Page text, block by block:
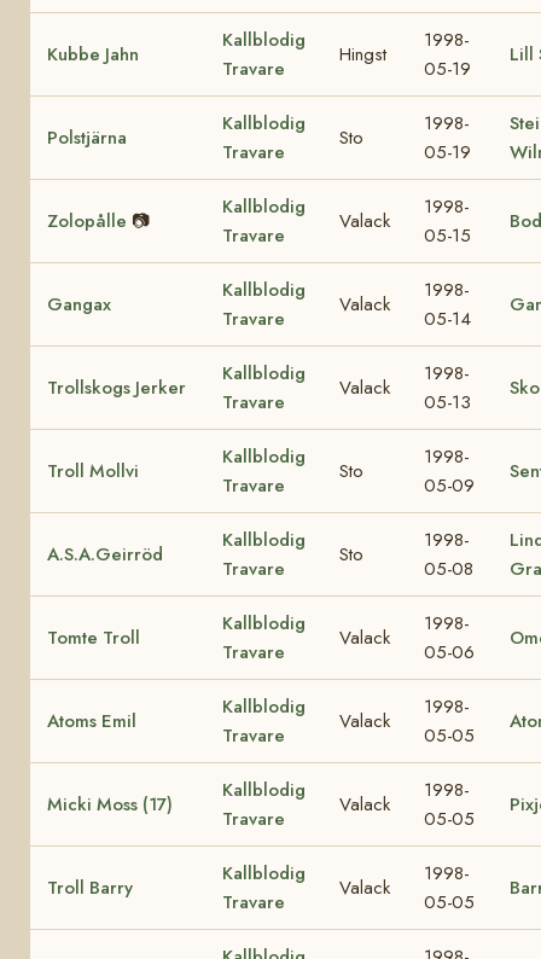
Kubbe Jahn
Kallblodig
Travare
Hingst
1998-
05-19
Lill
Polstjärna
Kallblodig
Travare
Sto
1998-
05-19
Zolopålle 📷
Kallblodig
Travare
Valack
1998-
05-15
Gangax
Kallblodig
Travare
Valack
1998-
05-14
Trollskogs Jerker
Kallblodig
Travare
Valack
1998-
05-13
Troll Mollvi
Kallblodig
Travare
Sto
1998-
05-09
A.S.A.Geirröd
Kallblodig
Travare
Sto
1998-
05-08
Tomte Troll
Kallblodig
Travare
Valack
1998-
05-06
Atoms Emil
Kallblodig
Travare
Valack
1998-
05-05
Micki Moss (17)
Kallblodig
Travare
Valack
1998-
05-05
Troll Barry
Kallblodig
Travare
Valack
1998-
05-05